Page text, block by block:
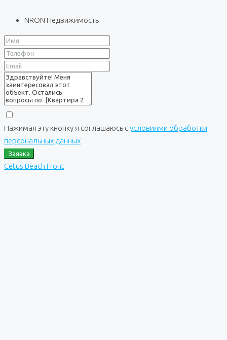
NRON Недвижимость
Нажимая эту кнопку я соглашаюсь сусловиями обработки
персональных данных
Заявка
Cetus Beach Front